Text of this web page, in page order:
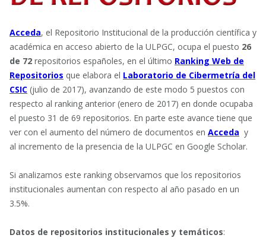
Acceda, el Repositorio Institucional de la producción científica y
académica en acceso abierto de la ULPGC, ocupa el puesto 26
de 72 repositorios españoles, en el último Ranking Web de
Repositorios que elabora el Laboratorio de Cibermetría del
CSIC (julio de 2017), avanzando de este modo 5 puestos con
respecto al ranking anterior (enero de 2017) en donde ocupaba
el puesto 31 de 69 repositorios. En parte este avance tiene que
ver con el aumento del número de documentos en Acceda y
al incremento de la presencia de la ULPGC en Google Scholar.
Si analizamos este ranking observamos que los repositorios
institucionales aumentan con respecto al año pasado en un
3.5%.
Datos de repositorios institucionales y temáticos: